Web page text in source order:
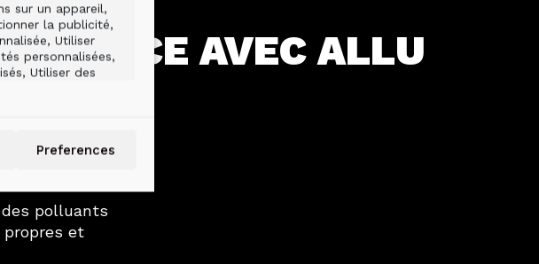
sur un appareil,
la publicité,
Utiliser
personnalisées,
Utiliser des
des données
Preferences
AVEC ALLU
polluants
propres et